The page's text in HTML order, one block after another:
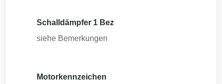
Schalldämpfer 1 Bez
siehe Bemerkungen
Motorkennzeichen